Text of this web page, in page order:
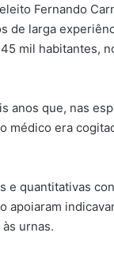
Fernando
de larga
mil habitantes,
anos que, nas
médico era
e quantitativas
apoiaram
urnas.